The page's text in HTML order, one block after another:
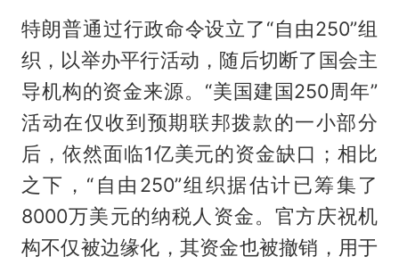
特朗普通过行政命令设立了“自由250”组
织，以举办平行活动，随后切断了国会主
导机构的资金来源。“美国建国250周年”
活动在仅收到预期联邦拨款的一小部分
后，依然面临1亿美元的资金缺口；相比
之下，“自由250”组织据估计已筹集了
8000万美元的纳税人资金。官方庆祝机
构不仅被边缘化，其资金也被撤销，用于